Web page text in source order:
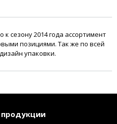
сезону 2014 года ассортимент
позициями. Так же по всей
упаковки.
продукции